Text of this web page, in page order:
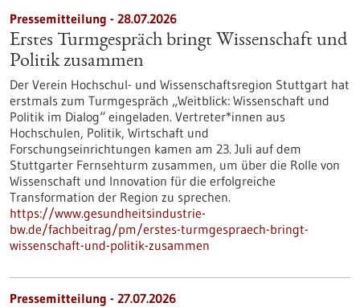
Pressemitteilung - 28.07.2026
Erstes Turmgespräch bringt Wissenschaft und
Politik zusammen
Der Verein Hochschul- und Wissenschaftsregion Stuttgart hat
erstmals zum Turmgespräch „Weitblick: Wissenschaft und
Politik im Dialog“ eingeladen. Vertreter*innen aus
Hochschulen, Politik, Wirtschaft und
Forschungseinrichtungen kamen am 23. Juli auf dem
Stuttgarter Fernsehturm zusammen, um über die Rolle von
Wissenschaft und Innovation für die erfolgreiche
Transformation der Region zu sprechen.
https://www.gesundheitsindustrie-
bw.de/fachbeitrag/pm/erstes-turmgespraech-bringt-
wissenschaft-und-politik-zusammen
Pressemitteilung - 27.07.2026